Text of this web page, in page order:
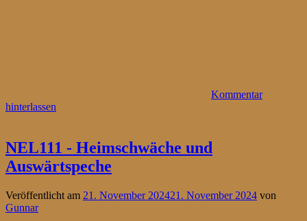
Kommentar
hinterlassen
NEL111 - Heimschwäche und
Auswärtspeche
Veröffentlicht am 21. November 202421. November 2024 von
Gunnar